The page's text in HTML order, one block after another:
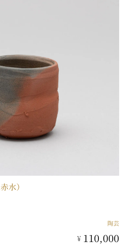
水）
陶芸
¥ 110,000